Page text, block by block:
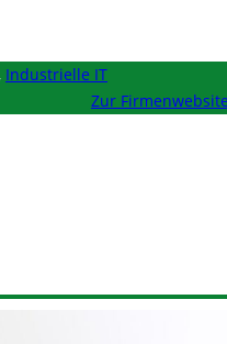
Industrielle IT
Zur